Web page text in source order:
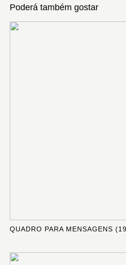
Poderá também gostar
QUADRO PARA MENSAGENS